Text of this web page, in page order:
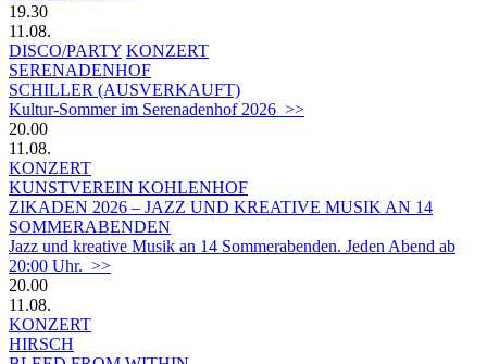
19.30
11.08.
DISCO/PARTY KONZERT
SERENADENHOF
SCHILLER (AUSVERKAUFT)
Kultur-Sommer im Serenadenhof 2026 >>
20.00
11.08.
KONZERT
KUNSTVEREIN KOHLENHOF
ZIKADEN 2026 – JAZZ UND KREATIVE MUSIK AN 14
SOMMERABENDEN
Jazz und kreative Musik an 14 Sommerabenden. Jeden Abend ab
20:00 Uhr. >>
20.00
11.08.
KONZERT
HIRSCH